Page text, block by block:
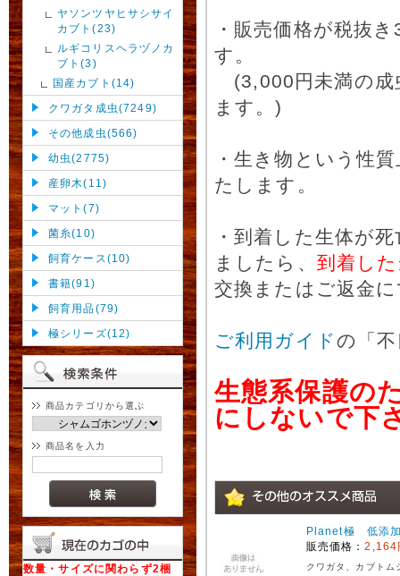
ヤソンツヤヒサシサイ
カブト(23)
ルギコリスヘラヅノカ
ブト(3)
国産カブト(14)
クワガタ成虫(7249)
その他成虫(566)
幼虫(2775)
産卵木(11)
マット(7)
菌糸(10)
飼育ケース(10)
書籍(91)
飼育用品(79)
極シリーズ(12)
商品カテゴリから選ぶ
商品名を入力
数量・サイズに関わらず2梱
・販売価格が税抜
す。
(3,000円未満の成
ます。)
・生き物という性
たします。
・到着した生体が
ましたら、 到着し
交換またはご返金
ご利用ガイドの「
生態系保護の
にしないで下
Planet極 低添
販売価格：2,164
クワガタ、カブトム